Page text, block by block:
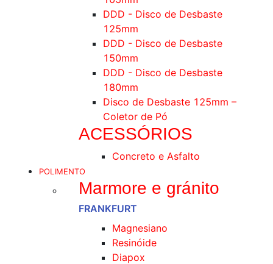
DDD - Disco de Desbaste
125mm
DDD - Disco de Desbaste
150mm
DDD - Disco de Desbaste
180mm
Disco de Desbaste 125mm –
Coletor de Pó
ACESSÓRIOS
Concreto e Asfalto
POLIMENTO
Marmore e gránito
FRANKFURT
Magnesiano
Resinóide
Diapox